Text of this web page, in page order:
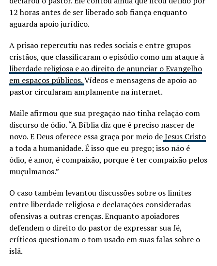
12 horas antes de ser liberado sob fiança enquanto
aguarda apoio jurídico.
A prisão repercutiu nas redes sociais e entre grupos
cristãos, que classificaram o episódio como um ataque à
liberdade religiosa e ao direito de anunciar o Evangelho
em espaços públicos.Vídeos e mensagens de apoio ao
pastor circularam amplamente na internet.
Maile afirmou que sua pregação não tinha relação com
discurso de ódio. “A Bíblia diz que é preciso nascer de
novo. E Deus oferece essa graça por meio deJesus Cristo
a toda a humanidade. É isso que eu prego; isso não é
ódio, é amor, é compaixão, porque é ter compaixão pelos
muçulmanos.”
O caso também levantou discussões sobre os limites
entre liberdade religiosa e declarações consideradas
ofensivas a outras crenças. Enquanto apoiadores
defendem o direito do pastor de expressar sua fé,
críticos questionam o tom usado em suas falas sobre o
islã.